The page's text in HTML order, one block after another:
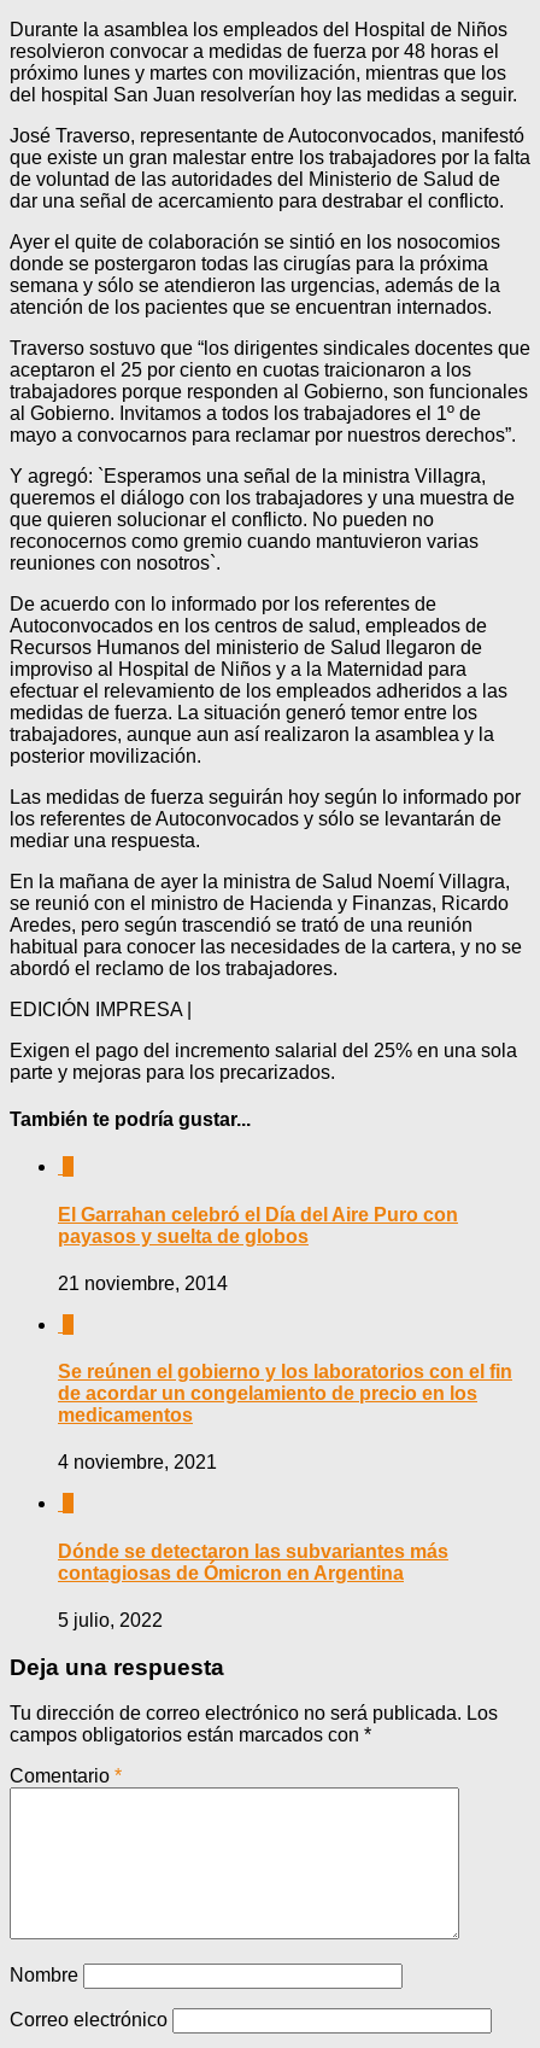
Durante la asamblea los empleados del Hospital de Niños
resolvieron convocar a medidas de fuerza por 48 horas el
próximo lunes y martes con movilización, mientras que los
del hospital San Juan resolverían hoy las medidas a seguir.
José Traverso, representante de Autoconvocados, manifestó
que existe un gran malestar entre los trabajadores por la falta
de voluntad de las autoridades del Ministerio de Salud de
dar una señal de acercamiento para destrabar el conflicto.
Ayer el quite de colaboración se sintió en los nosocomios
donde se postergaron todas las cirugías para la próxima
semana y sólo se atendieron las urgencias, además de la
atención de los pacientes que se encuentran internados.
Traverso sostuvo que “los dirigentes sindicales docentes que
aceptaron el 25 por ciento en cuotas traicionaron a los
trabajadores porque responden al Gobierno, son funcionales
al Gobierno. Invitamos a todos los trabajadores el 1º de
mayo a convocarnos para reclamar por nuestros derechos”.
Y agregó: `Esperamos una señal de la ministra Villagra,
queremos el diálogo con los trabajadores y una muestra de
que quieren solucionar el conflicto. No pueden no
reconocernos como gremio cuando mantuvieron varias
reuniones con nosotros`.
De acuerdo con lo informado por los referentes de
Autoconvocados en los centros de salud, empleados de
Recursos Humanos del ministerio de Salud llegaron de
improviso al Hospital de Niños y a la Maternidad para
efectuar el relevamiento de los empleados adheridos a las
medidas de fuerza. La situación generó temor entre los
trabajadores, aunque aun así realizaron la asamblea y la
posterior movilización.
Las medidas de fuerza seguirán hoy según lo informado por
los referentes de Autoconvocados y sólo se levantarán de
mediar una respuesta.
En la mañana de ayer la ministra de Salud Noemí Villagra,
se reunió con el ministro de Hacienda y Finanzas, Ricardo
Aredes, pero según trascendió se trató de una reunión
habitual para conocer las necesidades de la cartera, y no se
abordó el reclamo de los trabajadores.
EDICIÓN IMPRESA |
Exigen el pago del incremento salarial del 25% en una sola
parte y mejoras para los precarizados.
También te podría gustar...
El Garrahan celebró el Día del Aire Puro con
payasos y suelta de globos
21 noviembre, 2014
Se reúnen el gobierno y los laboratorios con el fin
de acordar un congelamiento de precio en los
medicamentos
4 noviembre, 2021
Dónde se detectaron las subvariantes más
contagiosas de Ómicron en Argentina
5 julio, 2022
Deja una respuesta
Tu dirección de correo electrónico no será publicada. Los
campos obligatorios están marcados con *
Comentario *
Nombre
Correo electrónico